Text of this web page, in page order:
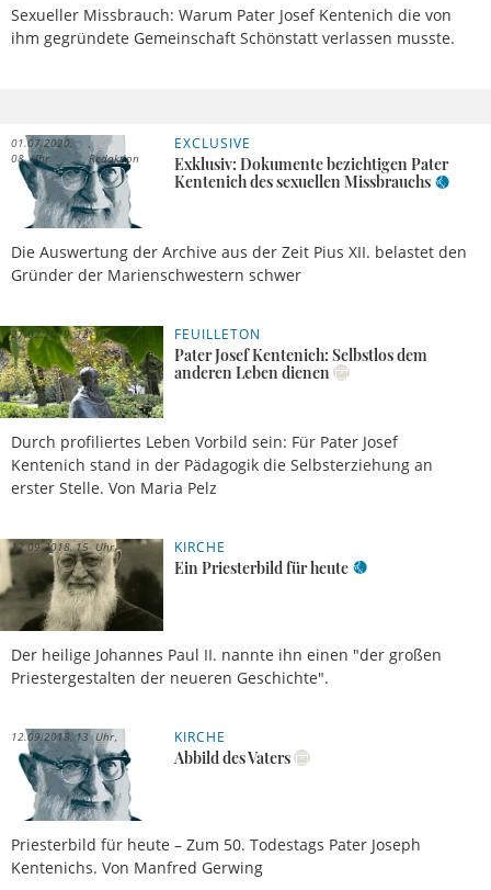
Sexueller Missbrauch: Warum Pater Josef Kentenich die von
ihm gegründete Gemeinschaft Schönstatt verlassen musste.
EXCLUSIVE
Exklusiv: Dokumente bezichtigen Pater
Kentenich des sexuellen Missbrauchs
Die Auswertung der Archive aus der Zeit Pius XII. belastet den
Gründer der Marienschwestern schwer
01.07.2020,
08 Uhr
Redaktion
FEUILLETON
Pater Josef Kentenich: Selbstlos dem
anderen Leben dienen
Durch profiliertes Leben Vorbild sein: Für Pater Josef
Kentenich stand in der Pädagogik die Selbsterziehung an
erster Stelle. Von Maria Pelz
27.02.2019, 12 Uhr
KIRCHE
Ein Priesterbild für heute
Der heilige Johannes Paul II. nannte ihn einen "der großen
Priestergestalten der neueren Geschichte".
12.09.2018, 15 Uhr
KIRCHE
Abbild des Vaters
Priesterbild für heute – Zum 50. Todestags Pater Joseph
Kentenichs. Von Manfred Gerwing
12.09.2018, 13 Uhr